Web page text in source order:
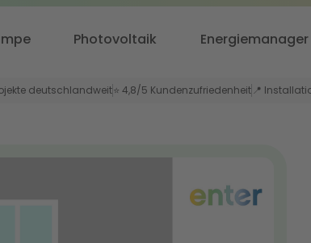
Photovoltaik Energiemanager
deutschlandweit⭐ 4,8/5 Kundenzufriedenheit 📍